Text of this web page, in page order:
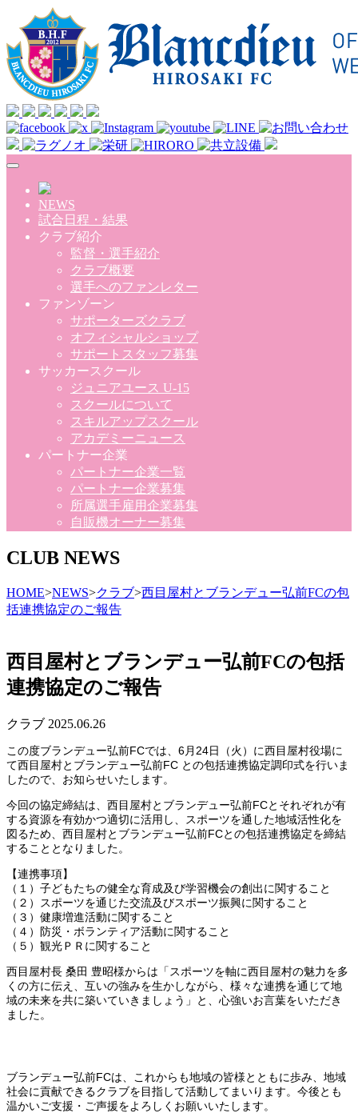
Skip to main content
NEWS
試合日程・結果
クラブ紹介
監督・選手紹介
クラブ概要
選手へのファンレター
ファンゾーン
サポーターズクラブ
オフィシャルショップ
サポートスタッフ募集
サッカースクール
ジュニアユース U-15
スクールについて
スキルアップスクール
アカデミーニュース
パートナー企業
パートナー企業一覧
パートナー企業募集
所属選手雇用企業募集
自販機オーナー募集
CLUB NEWS
HOME>NEWS>クラブ>西目屋村とブランデュー弘前FCの包
括連携協定のご報告
西目屋村とブランデュー弘前FCの包括
連携協定のご報告
クラブ 2025.06.26
この度ブランデュー弘前FCでは、6月24日（火）に西目屋村役場に
て西目屋村とブランデュー弘前FC との包括連携協定調印式を行いま
したので、お知らせいたします。
今回の協定締結は、西目屋村とブランデュー弘前FCとそれぞれが有
する資源を有効かつ適切に活用し、スポーツを通した地域活性化を
図るため、西目屋村とブランデュー弘前FCとの包括連携協定を締結
することとなりました。
【連携事項】
（１）子どもたちの健全な育成及び学習機会の創出に関すること
（２）スポーツを通じた交流及びスポーツ振興に関すること
（３）健康増進活動に関すること
（４）防災・ボランティア活動に関すること
（５）観光ＰＲに関すること
西目屋村長 桑田 豊昭様からは「スポーツを軸に西目屋村の魅力を多
くの方に伝え、互いの強みを生かしながら、様々な連携を通じて地
域の未来を共に築いていきましょう」と、心強いお言葉をいただき
ました。
ブランデュー弘前FCは、これからも地域の皆様とともに歩み、地域
社会に貢献できるクラブを目指して活動してまいります。今後とも
温かいご支援・ご声援をよろしくお願いいたします。